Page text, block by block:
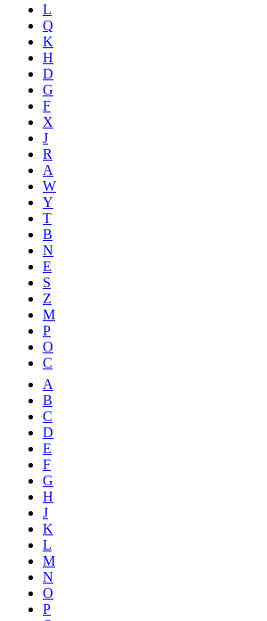
L
Q
K
H
D
G
F
X
J
R
A
W
Y
T
B
N
E
S
Z
M
P
O
C
A
B
C
D
E
F
G
H
J
K
L
M
N
O
P